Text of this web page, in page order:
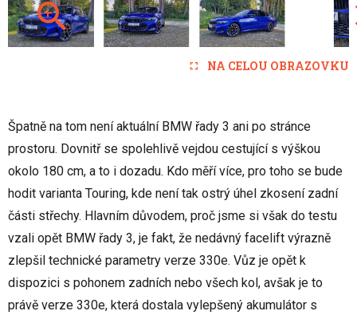
NA CELOU OBRAZOVKU
Špatně na tom není aktuální BMW řady 3 ani po stránce
prostoru. Dovnitř se spolehlivě vejdou cestující s výškou
okolo 180 cm, a to i dozadu. Kdo měří více, pro toho se bude
hodit varianta Touring, kde není tak ostrý úhel zkosení zadní
části střechy. Hlavním důvodem, proč jsme si však do testu
vzali opět BMW řady 3, je fakt, že nedávný facelift výrazně
zlepšil technické parametry verze 330e. Vůz je opět k
dispozici s pohonem zadních nebo všech kol, avšak je to
právě verze 330e, která dostala vylepšený akumulátor s